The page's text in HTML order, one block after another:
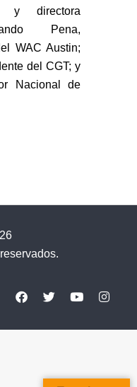
y directora
Pena,
WAC Austin;
del CGT; y
Nacional de